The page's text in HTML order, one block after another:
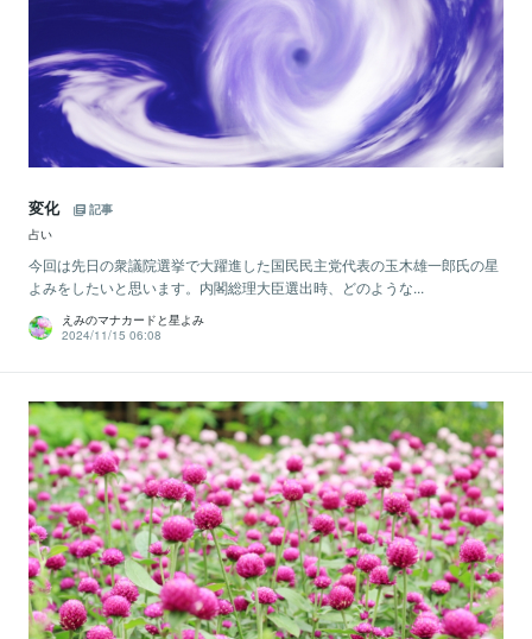
変化
記事
占い
今回は先日の衆議院選挙で大躍進した国民民主党代表の玉木雄一郎氏の星
よみをしたいと思います。内閣総理大臣選出時、どのような...
えみのマナカードと星よみ
2024/11/15 06:08